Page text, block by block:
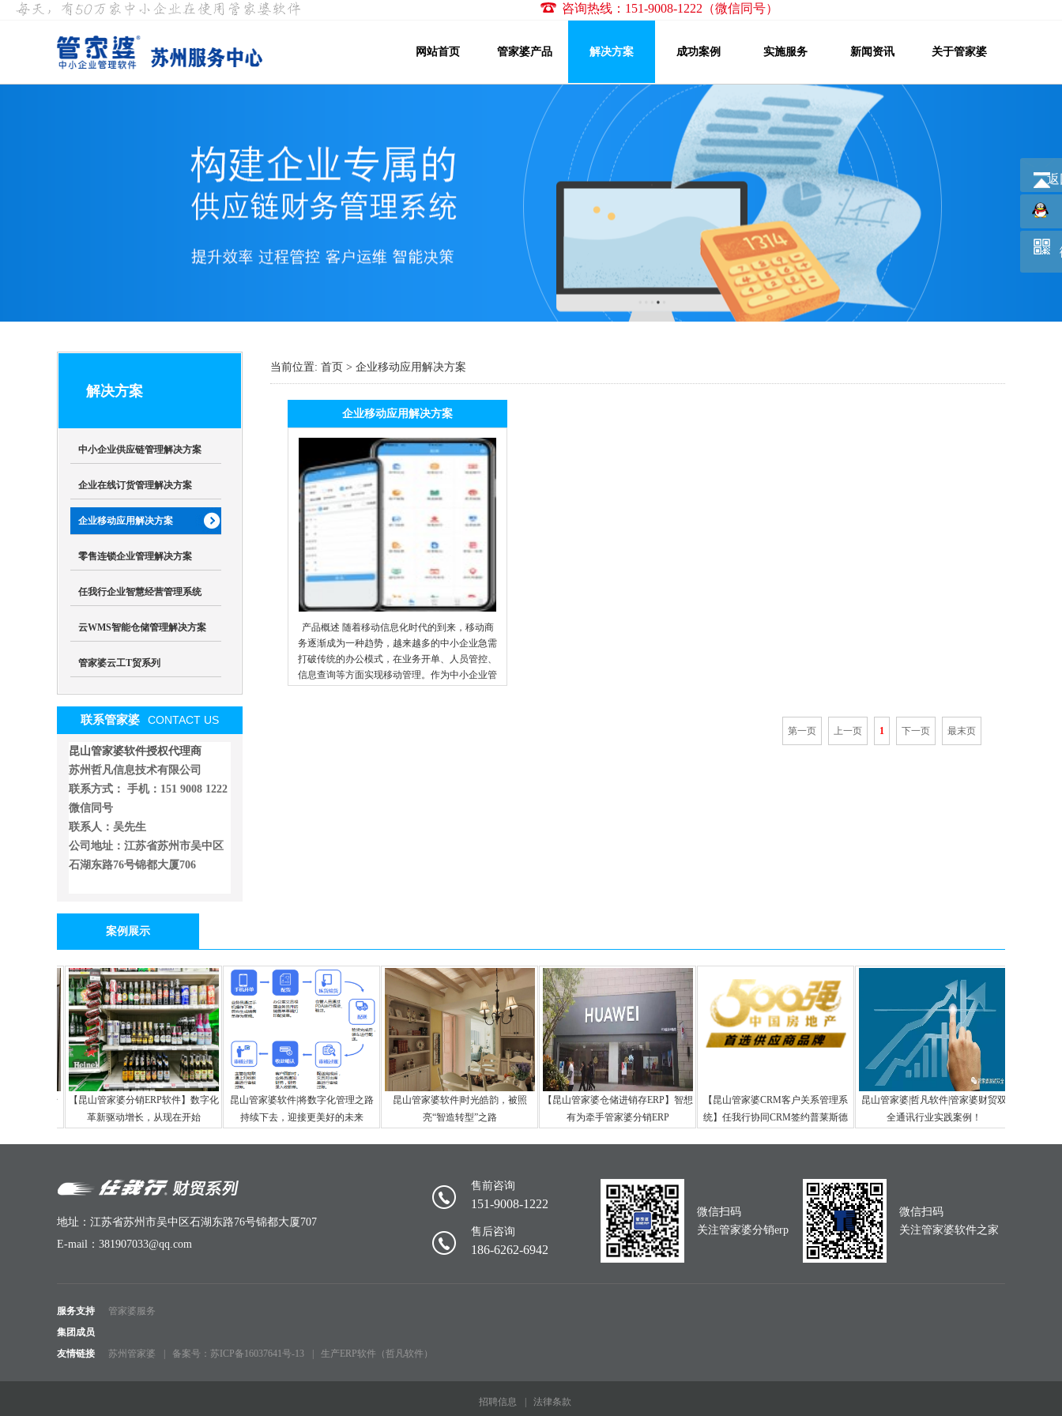
返
咨询热线：151-9008-1222（微信同号）
网站首页 管家婆产品 解决方案 成功案例 实施服务 新闻资讯 关于管家婆
解决方案
中小企业供应链管理解决方案
企业在线订货管理解决方案
企业移动应用解决方案
零售连锁企业管理解决方案
任我行企业智慧经营管理系统
云WMS智能仓储管理解决方案
管家婆云工T贸系列
联系管家婆 CONTACT US
昆山管家婆软件授权代理商
苏州哲凡信息技术有限公司
联系方式： 手机：151 9008 1222
微信同号
联系人：吴先生
公司地址：江苏省苏州市吴中区
石湖东路76号锦都大厦706
当前位置: 首页 > 企业移动应用解决方案
企业移动应用解决方案
产品概述 随着移动信息化时代的到来，移动商
务逐渐成为一种趋势，越来越多的中小企业急需
打破传统的办公模式，在业务开单、人员管控、
信息查询等方面实现移动管理。作为中小企业管
第一页 上一页 1 下一页 最末页
案例展示
出手，提升
【昆山管家婆分销ERP软件】数字化
革新驱动增长，从现在开始
昆山管家婆软件|将数字化管理之路
持续下去，迎接更美好的未来
昆山管家婆软件|时光皓韵，被照
亮“智造转型”之路
【昆山管家婆仓储进销存ERP】智想
有为牵手管家婆分销ERP
【昆山管家婆CRM客户关系管理系
统】任我行协同CRM签约普莱斯德
昆山管家婆|哲凡软件|管家婆财贸双
全通讯行业实践案例！
地址：江苏省苏州市吴中区石湖东路76号锦都大厦707
E-mail：381907033@qq.com
售前咨询
151-9008-1222
售后咨询
186-6262-6942
微信扫码
关注管家婆分销erp
微信扫码
关注管家婆软件之家
服务支持
管家婆服务
集团成员
友情链接
苏州管家婆 备案号：苏ICP备16037641号-13 生产ERP软件（哲凡软件）
招聘信息 法律条款